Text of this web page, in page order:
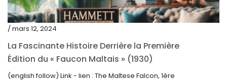
juin 2023
mai 2023
avril 2023
mars 2023
février 2023
/ mars 12, 2024
La Fascinante Histoire Derrière la Première
Édition du « Faucon Maltais » (1930)
(english follow) Link - lien : The Maltese Falcon, 1ère